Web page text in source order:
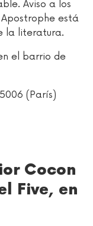
Aviso a los
está
la literatura.
el barrio de
(París)
Cocon
Five, en